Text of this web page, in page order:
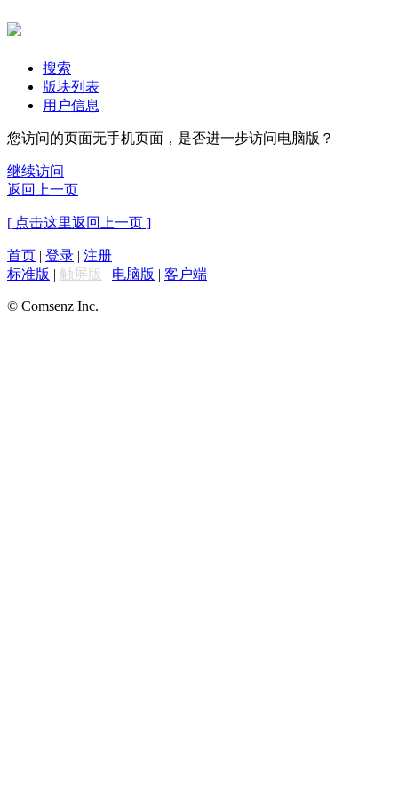
搜索
版块列表
用户信息
您访问的页面无手机页面，是否进一步访问电脑版？
继续访问
返回上一页
[ 点击这里返回上一页 ]
首页 | 登录 | 注册
标准版 | 触屏版 | 电脑版 | 客户端
© Comsenz Inc.